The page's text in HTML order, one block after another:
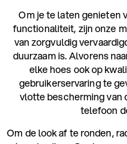
Om je te laten genieten
functionaliteit, zijn onze
van zorgvuldig
duurzaam is. Alvorens
elke hoes ook op
gebruikerservaring te
vlotte bescherming van
telefoon
Om de look af te ronden,